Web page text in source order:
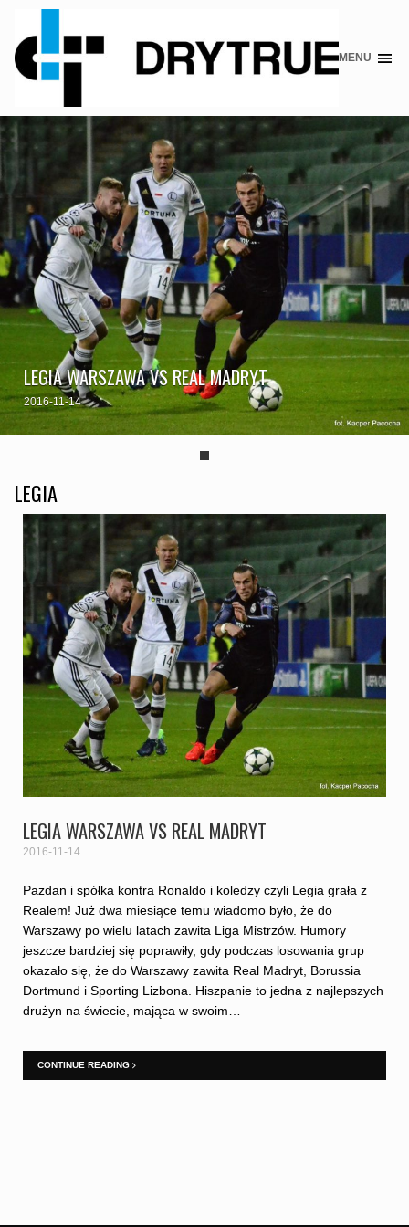
Skip
MENU
LEGIA WARSZAWA VS REAL MADRYT
2016-11-14
LEGIA
LEGIA WARSZAWA VS REAL MADRYT
2016-11-14
Pazdan i spółka kontra Ronaldo i koledzy czyli Legia grała z
Realem! Już dwa miesiące temu wiadomo było, że do
Warszawy po wielu latach zawita Liga Mistrzów. Humory
jeszcze bardziej się poprawiły, gdy podczas losowania grup
okazało się, że do Warszawy zawita Real Madryt, Borussia
Dortmund i Sporting Lizbona. Hiszpanie to jedna z najlepszych
drużyn na świecie, mająca w swoim…
CONTINUE READING